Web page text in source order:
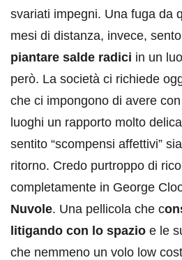
svariati impegni. Una fuga da
mesi di distanza, invece,
piantare salde radici in un
però. La società ci richiede
che ci impongono di avere
luoghi un rapporto molto
sentito “scompensi affettivi”
ritorno. Credo purtroppo di
completamente in George
Nuvole. Una pellicola che c
litigando con lo spazio e le
che nemmeno un volo low